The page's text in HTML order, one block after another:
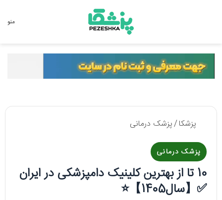
منو
پزشکا/پزشک درمانی
پزشک درمانی
10 تا از بهترین کلینیک دامپزشکی در ایران
✅【سال1405】⭐